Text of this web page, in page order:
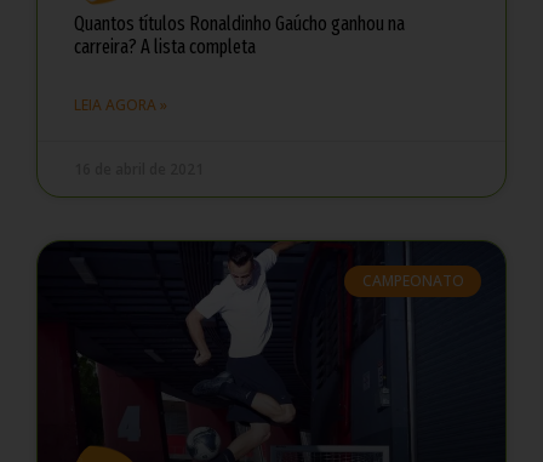
Quantos títulos Ronaldinho Gaúcho ganhou na
carreira? A lista completa
LEIA AGORA »
CAMPEONATO